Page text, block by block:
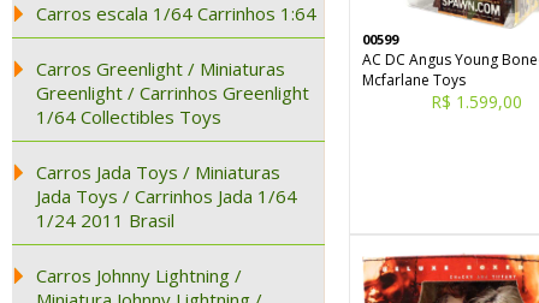
Carros escala 1/64 Carrinhos 1:64
Carros Greenlight / Miniaturas
Greenlight / Carrinhos Greenlight
1/64 Collectibles Toys
Carros Jada Toys / Miniaturas
Jada Toys / Carrinhos Jada 1/64
1/24 2011 Brasil
Carros Johnny Lightning /
00599
AC DC Angus Young
Mcfarlane Toys
R$ 1.599,00